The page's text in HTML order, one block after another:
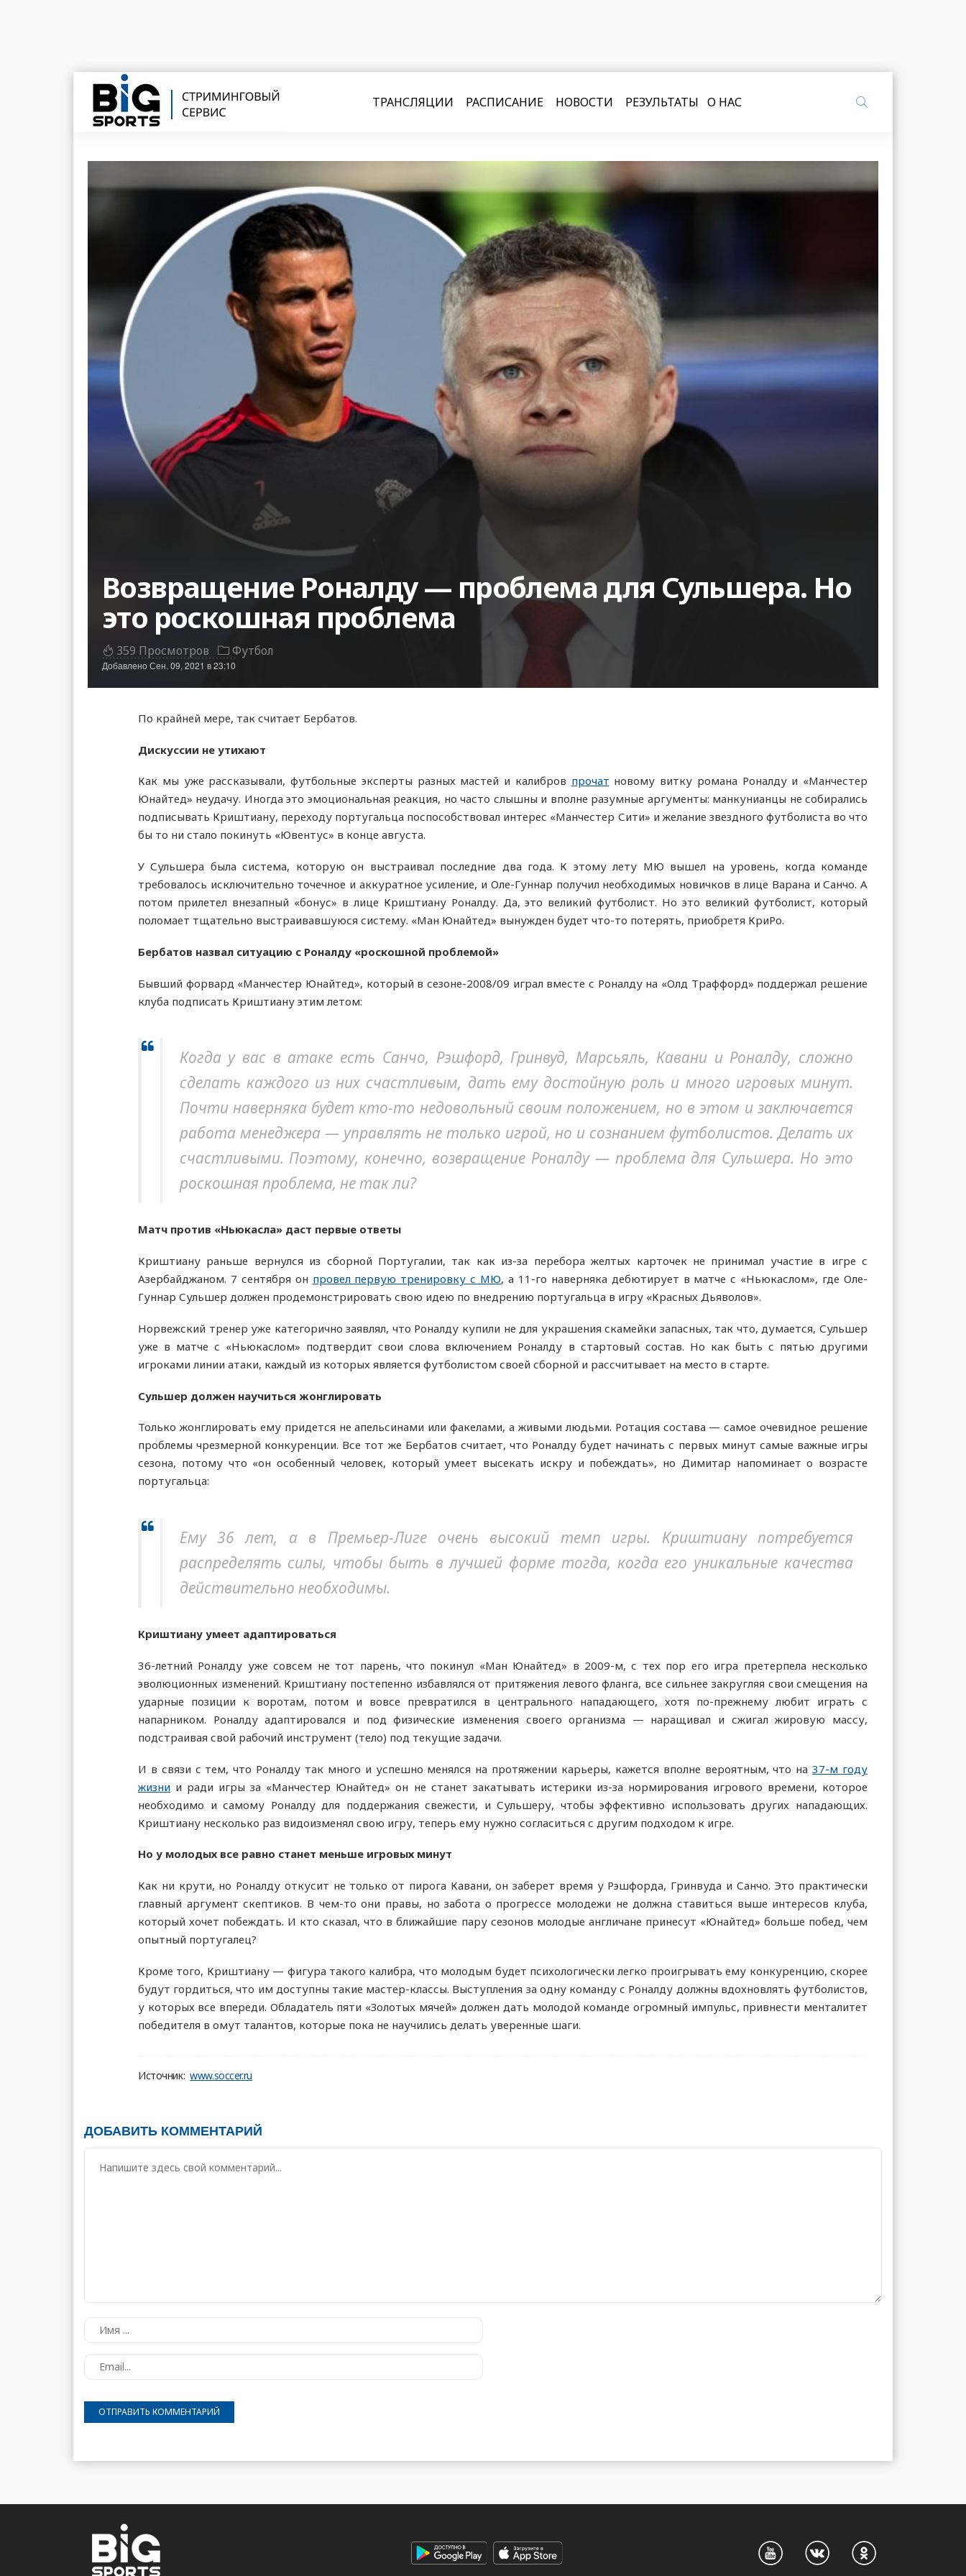
ТРАНСЛЯЦИИ РАСПИСАНИЕ НОВОСТИ РЕЗУЛЬТАТЫ О НАС
Возвращение Роналду — проблема для Сульшера. Но
это роскошная проблема
359 Просмотров Футбол
Добавлено Сен. 09, 2021 в 23:10
По крайней мере, так считает Бербатов.
Дискуссии не утихают
Как мы уже рассказывали, футбольные эксперты разных мастей и калибров прочат новому витку романа Роналду и «Манчестер
Юнайтед» неудачу. Иногда это эмоциональная реакция, но часто слышны и вполне разумные аргументы: манкунианцы не собирались
подписывать Криштиану, переходу португальца поспособствовал интерес «Манчестер Сити» и желание звездного футболиста во что
бы то ни стало покинуть «Ювентус» в конце августа.
У Сульшера была система, которую он выстраивал последние два года. К этому лету МЮ вышел на уровень, когда команде
требовалось исключительно точечное и аккуратное усиление, и Оле-Гуннар получил необходимых новичков в лице Варана и Санчо. А
потом прилетел внезапный «бонус» в лице Криштиану Роналду. Да, это великий футболист. Но это великий футболист, который
поломает тщательно выстраивавшуюся систему. «Ман Юнайтед» вынужден будет что-то потерять, приобретя КриРо.
Бербатов назвал ситуацию с Роналду «роскошной проблемой»
Бывший форвард «Манчестер Юнайтед», который в сезоне-2008/09 играл вместе с Роналду на «Олд Траффорд» поддержал решение
клуба подписать Криштиану этим летом:
Когда у вас в атаке есть Санчо, Рэшфорд, Гринвуд, Марсьяль, Кавани и Роналду, сложно
сделать каждого из них счастливым, дать ему достойную роль и много игровых минут.
Почти наверняка будет кто-то недовольный своим положением, но в этом и заключается
работа менеджера — управлять не только игрой, но и сознанием футболистов. Делать их
счастливыми. Поэтому, конечно, возвращение Роналду — проблема для Сульшера. Но это
роскошная проблема, не так ли?
Матч против «Ньюкасла» даст первые ответы
Криштиану раньше вернулся из сборной Португалии, так как из-за перебора желтых карточек не принимал участие в игре с
Азербайджаном. 7 сентября он провел первую тренировку с МЮ, а 11-го наверняка дебютирует в матче с «Ньюкаслом», где Оле-
Гуннар Сульшер должен продемонстрировать свою идею по внедрению португальца в игру «Красных Дьяволов».
Норвежский тренер уже категорично заявлял, что Роналду купили не для украшения скамейки запасных, так что, думается, Сульшер
уже в матче с «Ньюкаслом» подтвердит свои слова включением Роналду в стартовый состав. Но как быть с пятью другими
игроками линии атаки, каждый из которых является футболистом своей сборной и рассчитывает на место в старте.
Сульшер должен научиться жонглировать
Только жонглировать ему придется не апельсинами или факелами, а живыми людьми. Ротация состава — самое очевидное решение
проблемы чрезмерной конкуренции. Все тот же Бербатов считает, что Роналду будет начинать с первых минут самые важные игры
сезона, потому что «он особенный человек, который умеет высекать искру и побеждать», но Димитар напоминает о возрасте
португальца:
Ему 36 лет, а в Премьер-Лиге очень высокий темп игры. Криштиану потребуется
распределять силы, чтобы быть в лучшей форме тогда, когда его уникальные качества
действительно необходимы.
Криштиану умеет адаптироваться
36-летний Роналду уже совсем не тот парень, что покинул «Ман Юнайтед» в 2009-м, с тех пор его игра претерпела несколько
эволюционных изменений. Криштиану постепенно избавлялся от притяжения левого фланга, все сильнее закругляя свои смещения на
ударные позиции к воротам, потом и вовсе превратился в центрального нападающего, хотя по-прежнему любит играть с
напарником. Роналду адаптировался и под физические изменения своего организма — наращивал и сжигал жировую массу,
подстраивая свой рабочий инструмент (тело) под текущие задачи.
И в связи с тем, что Роналду так много и успешно менялся на протяжении карьеры, кажется вполне вероятным, что на37-м году
жизни и ради игры за «Манчестер Юнайтед» он не станет закатывать истерики из-за нормирования игрового времени, которое
необходимо и самому Роналду для поддержания свежести, и Сульшеру, чтобы эффективно использовать других нападающих.
Криштиану несколько раз видоизменял свою игру, теперь ему нужно согласиться с другим подходом к игре.
Но у молодых все равно станет меньше игровых минут
Как ни крути, но Роналду откусит не только от пирога Кавани, он заберет время у Рэшфорда, Гринвуда и Санчо. Это практически
главный аргумент скептиков. В чем-то они правы, но забота о прогрессе молодежи не должна ставиться выше интересов клуба,
который хочет побеждать. И кто сказал, что в ближайшие пару сезонов молодые англичане принесут «Юнайтед» больше побед, чем
опытный португалец?
Кроме того, Криштиану — фигура такого калибра, что молодым будет психологически легко проигрывать ему конкуренцию, скорее
будут гордиться, что им доступны такие мастер-классы. Выступления за одну команду с Роналду должны вдохновлять футболистов,
у которых все впереди. Обладатель пяти «Золотых мячей» должен дать молодой команде огромный импульс, привнести менталитет
победителя в омут талантов, которые пока не научились делать уверенные шаги.
Источник: www.soccer.ru
ДОБАВИТЬ КОММЕНТАРИЙ